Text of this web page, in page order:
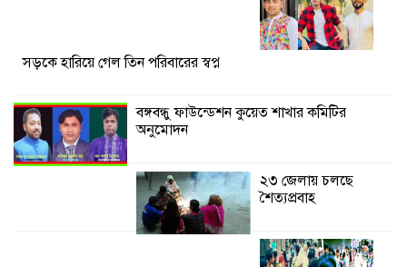
সড়কে হারিয়ে গেল তিন পরিবারের স্বপ্ন
বঙ্গবন্ধু ফাউন্ডেশন কুয়েত শাখার কমিটির
অনুমোদন
২৩ জেলায় চলছে
শৈত্যপ্রবাহ